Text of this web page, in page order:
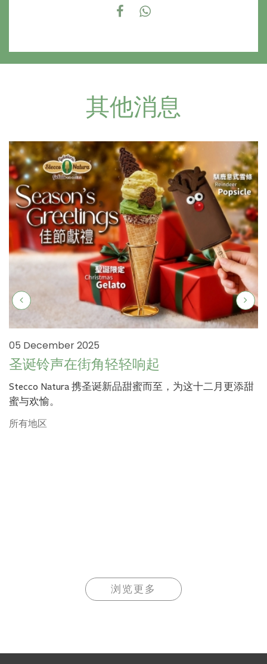
其他消息
05 December 2025
圣诞铃声在街角轻轻响起
Stecco Natura 携圣诞新品甜蜜而至，为这十二月更添甜
蜜与欢愉。
所有地区
浏览更多